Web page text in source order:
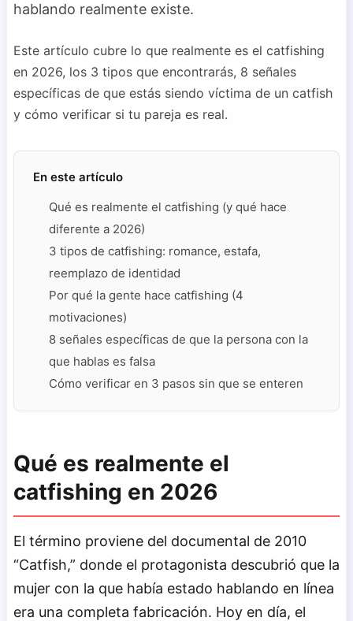
hablando realmente existe.
Este artículo cubre lo que realmente es el catfishing
en 2026, los 3 tipos que encontrarás, 8 señales
específicas de que estás siendo víctima de un catfish
y cómo verificar si tu pareja es real.
En este artículo
Qué es realmente el catfishing (y qué hace
diferente a 2026)
3 tipos de catfishing: romance, estafa,
reemplazo de identidad
Por qué la gente hace catfishing (4
motivaciones)
8 señales específicas de que la persona con la
que hablas es falsa
Cómo verificar en 3 pasos sin que se enteren
Qué es realmente el
catfishing en 2026
El término proviene del documental de 2010
“Catfish,” donde el protagonista descubrió que la
mujer con la que había estado hablando en línea
era una completa fabricación. Hoy en día, el